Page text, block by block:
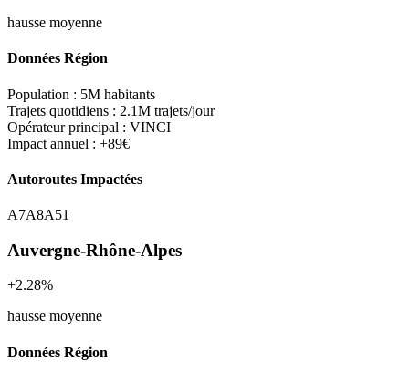
hausse moyenne
Données Région
Population : 5M habitants
Trajets quotidiens : 2.1M trajets/jour
Opérateur principal : VINCI
Impact annuel : +89€
Autoroutes Impactées
A7A8A51
Auvergne-Rhône-Alpes
+2.28%
hausse moyenne
Données Région